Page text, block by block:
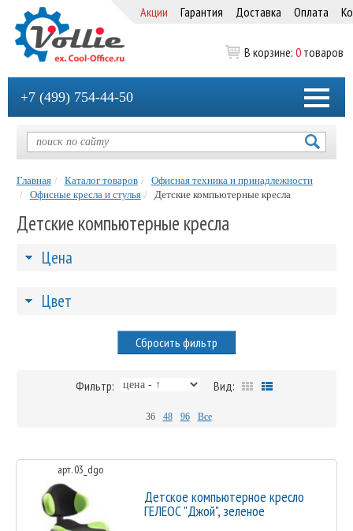
Акции Гарантия Доставка Оплата
В корзине: 0 товаров
+7 (499) 754-44-50
Главная Каталог товаров
Офисная техника и принадлежности
Офисные кресла и стулья
Детские компьютерные кресла
Детские компьютерные кресла
Цена
Цвет
Сбросить фильтр
Фильтр: Вид:
36 48 96 Все
арт. 03_dgo
Детское компьютерное кресло
ГЕЛЕОС "Джой", зеленое